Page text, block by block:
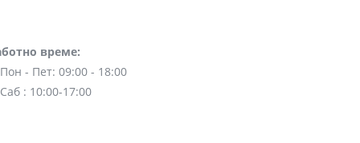
време:
Пон - Пет: 09:00 - 18:00
Саб : 10:00-17:00